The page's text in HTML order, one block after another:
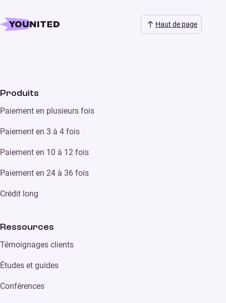
Haut de page
Produits
Paiement en plusieurs fois
Paiement en 3 à 4 fois
Paiement en 10 à 12 fois
Paiement en 24 à 36 fois
Crédit long
Ressources
Témoignages clients
Études et guides
Conférences